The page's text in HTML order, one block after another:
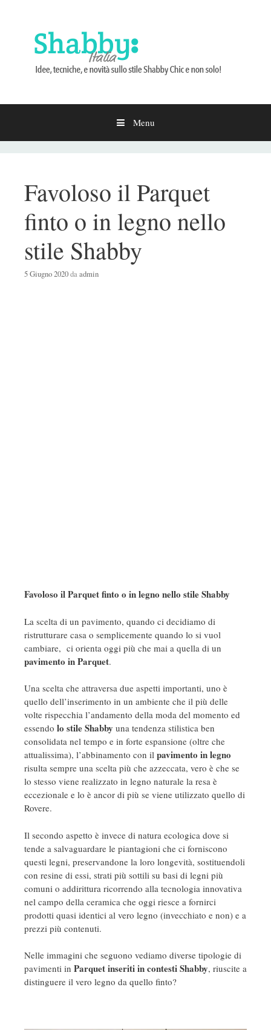
Menu
Favoloso il Parquet
finto o in legno nello
stile Shabby
5 Giugno 2020daadmin
Favoloso il Parquet finto o in legno nello stile Shabby
La scelta di un pavimento, quando ci decidiamo di
ristrutturare casa o semplicemente quando lo si vuol
cambiare, ci orienta oggi più che mai a quella di un
pavimento in Parquet.
Una scelta che attraversa due aspetti importanti, uno è
quello dell’inserimento in un ambiente che il più delle
volte rispecchia l’andamento della moda del momento ed
essendo lo stile Shabby una tendenza stilistica ben
consolidata nel tempo e in forte espansione (oltre che
attualissima), l’abbinamento con il pavimento in legno
risulta sempre una scelta più che azzeccata, vero è che se
lo stesso viene realizzato in legno naturale la resa è
eccezionale e lo è ancor di più se viene utilizzato quello di
Rovere.
Il secondo aspetto è invece di natura ecologica dove si
tende a salvaguardare le piantagioni che ci forniscono
questi legni, preservandone la loro longevità, sostituendoli
con resine di essi, strati più sottili su basi di legni più
comuni o addirittura ricorrendo alla tecnologia innovativa
nel campo della ceramica che oggi riesce a fornirci
prodotti quasi identici al vero legno (invecchiato e non) e a
prezzi più contenuti.
Nelle immagini che seguono vediamo diverse tipologie di
pavimenti in Parquet inseriti in contesti Shabby, riuscite a
distinguere il vero legno da quello finto?